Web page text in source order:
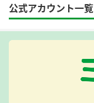
公式アカウント一覧